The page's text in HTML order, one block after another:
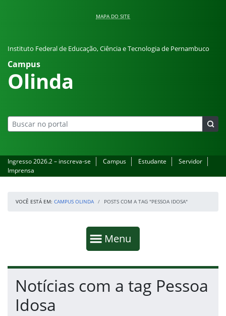
MAPA DO SITE
Instituto Federal de Educação, Ciência e Tecnologia de Pernambuco
Campus
Olinda
Ingresso 2026.2 – inscreva-se Campus Estudante
Servidor
Imprensa
VOCÊ ESTÁ EM: CAMPUS OLINDA POSTS COM A TAG "PESSOA IDOSA"
Mostrar
Menu
Fim da navegação
Início do conteúdo
Notícias com a tag Pessoa
Idosa